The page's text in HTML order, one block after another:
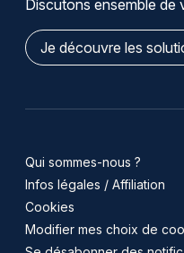
Discutons ensemble
Je découvre les
Qui sommes-nous ?
Infos légales / Affiliation
Cookies
Modifier mes choix de